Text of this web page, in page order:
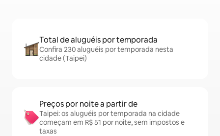
Total de aluguéis por temporada
Confira 230 aluguéis por temporada nesta
cidade (Taipei)
Preços por noite a partir de
Taipei: os aluguéis por temporada na cidade
começam em R$ 51 por noite, sem impostos e
taxas